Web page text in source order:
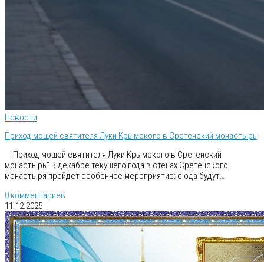
Новости
Приход мощей святителя Луки Крымского в Сретенский монастырь
"Приход мощей святителя Луки Крымского в Сретенский
монастырь" В декабре текущего года в стенах Сретенского
монастыря пройдет особенное мероприятие: сюда будут…
0 комментариев
11.12.2025